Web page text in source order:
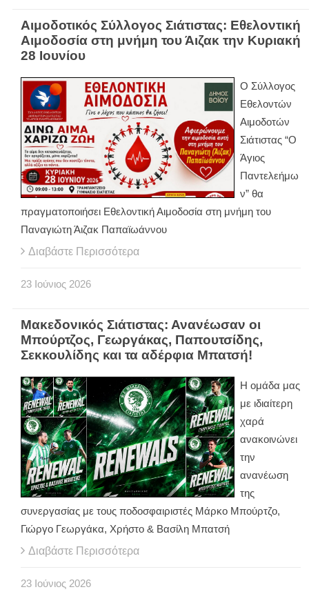
Αιμοδοτικός Σύλλογος Σιάτιστας: Εθελοντική
Αιμοδοσία στη μνήμη του Άιζακ την Κυριακή
28 Ιουνίου
Ο Σύλλογος
Εθελοντών
Αιμοδοτών
Σιάτιστας “Ο
Άγιος
Παντελεήμω
ν” θα
πραγματοποιήσει Εθελοντική Αιμοδοσία στη μνήμη του
Παναγιώτη Άιζακ Παπαϊωάννου
Διαβάστε Περισσότερα
23 Ιούνιος 2026
Μακεδονικός Σιάτιστας: Ανανέωσαν οι
Μπούρτζος, Γεωργάκας, Παπουτσίδης,
Σεκκουλίδης και τα αδέρφια Μπατσή!
Η ομάδα μας
με ιδιαίτερη
χαρά
ανακοινώνει
την
ανανέωση
της
συνεργασίας με τους ποδοσφαιριστές Μάρκο Μπούρτζο,
Γιώργο Γεωργάκα, Χρήστο & Βασίλη Μπατσή
Διαβάστε Περισσότερα
23 Ιούνιος 2026